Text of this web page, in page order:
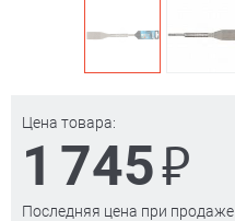
Цена товара:
1 745₽
Последняя цена при продаже